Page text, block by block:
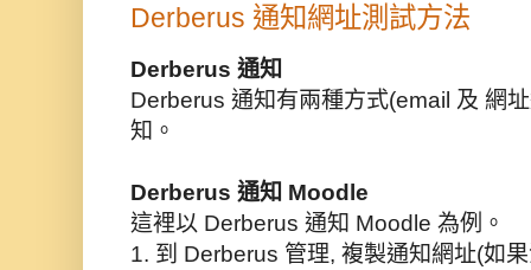
Derberus 通知網址測試方法
Derberus 通知
Derberus 通知有兩種方式(email 及 網
知。
Derberus 通知 Moodle
這裡以 Derberus 通知 Moodle 為例。
1. 到 Derberus 管理, 複製通知網址(如